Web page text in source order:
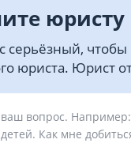
юристу
серьёзный, чтобы
юриста. Юрист